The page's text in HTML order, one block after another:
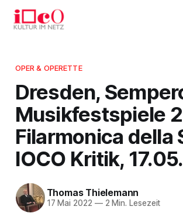
OPER & OPERETTE
Dresden,
Musikfestspiele
Filarmonica della
IOCO Kritik,
Thomas Thielemann
17 Mai 2022 —2 Min. Lesezeit